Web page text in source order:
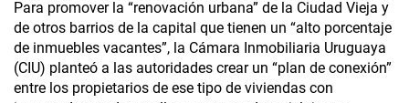
Para promover la “renovación urbana” de la Ciudad Vieja y
de otros barrios de la capital que tienen un “alto porcentaje
de inmuebles vacantes”, la Cámara Inmobiliaria Uruguaya
(CIU) planteó a las autoridades crear un “plan de conexión”
entre los propietarios de ese tipo de viviendas con